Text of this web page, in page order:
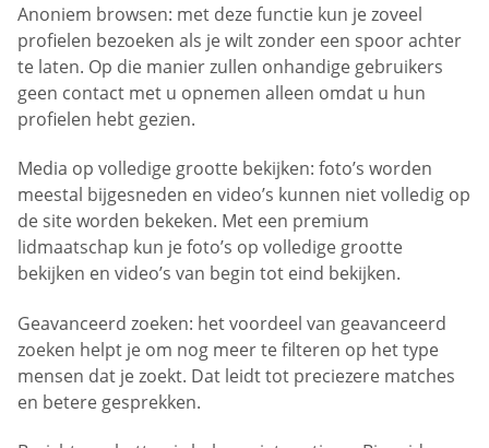
Anoniem browsen: met deze functie kun je zoveel
profielen bezoeken als je wilt zonder een spoor achter
te laten. Op die manier zullen onhandige gebruikers
geen contact met u opnemen alleen omdat u hun
profielen hebt gezien.
Media op volledige grootte bekijken: foto’s worden
meestal bijgesneden en video’s kunnen niet volledig op
de site worden bekeken. Met een premium
lidmaatschap kun je foto’s op volledige grootte
bekijken en video’s van begin tot eind bekijken.
Geavanceerd zoeken: het voordeel van geavanceerd
zoeken helpt je om nog meer te filteren op het type
mensen dat je zoekt. Dat leidt tot preciezere matches
en betere gesprekken.